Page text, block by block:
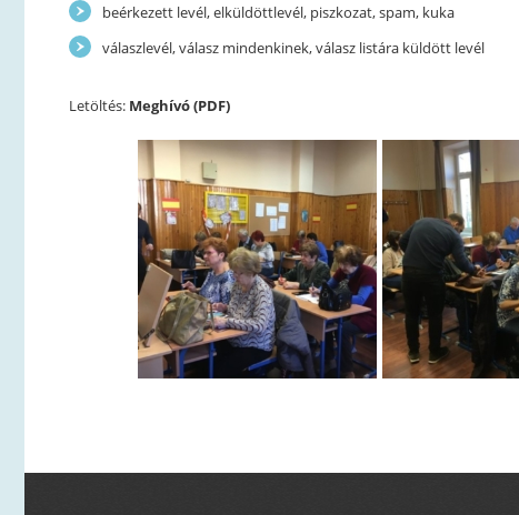
beérkezett levél, elküldöttlevél, piszkozat, spam, kuka
válaszlevél, válasz mindenkinek, válasz listára küldött levél
Letöltés: Meghívó (PDF)